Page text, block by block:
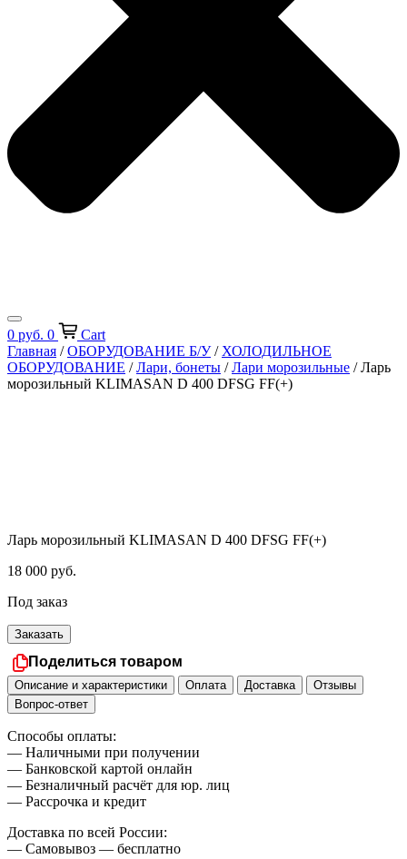
0 руб. 0
Cart
Главная /ОБОРУДОВАНИЕ Б/У/ ХОЛОДИЛЬНОЕ
ОБОРУДОВАНИЕ /Лари, бонеты /Лари морозильные / Ларь
морозильный KLIMASAN D 400 DFSG FF(+)
Ларь морозильный KLIMASAN D 400 DFSG FF(+)
18 000 руб.
Под заказ
Заказать
Поделиться товаром
Описание и характеристики Оплата Доставка
Отзывы
Вопрос-ответ
Способы оплаты:
— Наличными при получении
— Банковской картой онлайн
— Безналичный расчёт для юр. лиц
— Рассрочка и кредит
Доставка по всей России:
— Самовывоз — бесплатно